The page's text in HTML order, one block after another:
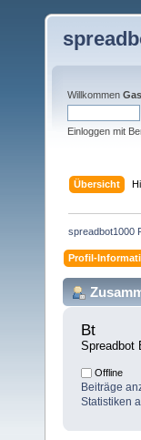
Willkommen
Einloggen mit
Übersicht
spreadbot1000
Profil-
Bt
Spreadbot
Offline
Beiträge
Statistiken